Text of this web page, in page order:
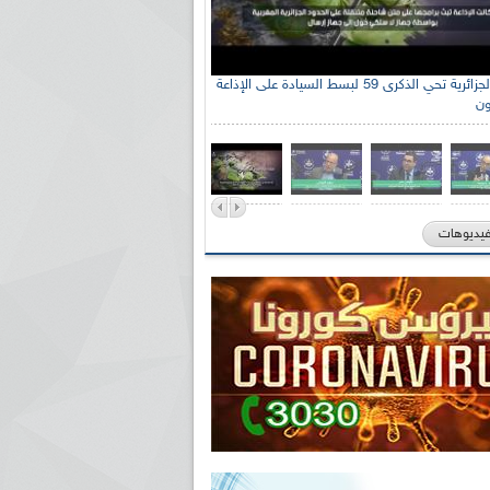
الإذاعة الجزائرية تحي الذكرى 59 لبسط السيادة على الإذاعة